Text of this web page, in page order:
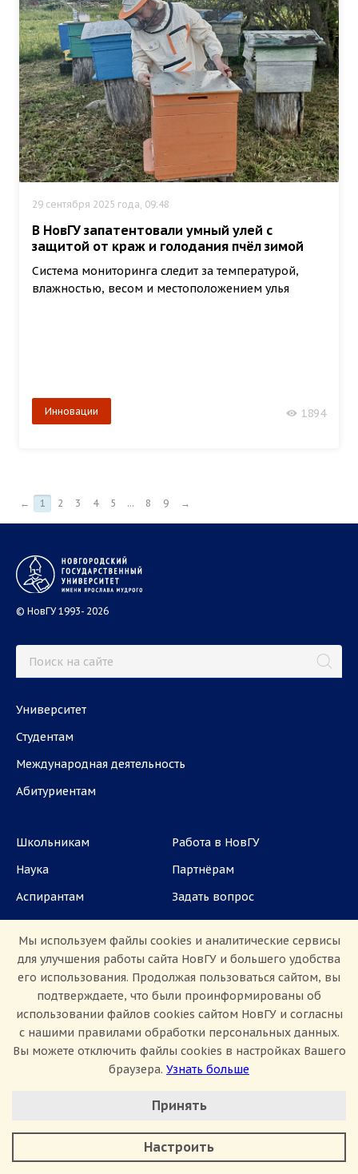
29 сентября 2025 года, 09:48
В НовГУ запатентовали умный улей с
защитой от краж и голодания пчёл зимой
Система мониторинга следит за температурой,
влажностью, весом и местоположением улья
Инновации 1894
← 1 2 3 4 5 ... 8 9 →
© НовГУ 1993- 2026
Университет
Студентам
Международная деятельность
Абитуриентам
Школьникам
Наука
Аспирантам
СМИ
Работа в НовГУ
Партнёрам
Задать вопрос
ул. Большая Санкт-Петербургская, 41, каб.
1101, 1103
Приемная комиссия: +7(8162)33-20-44
Сведения об образовательной организации
Политика конфиденциальности
Сведения о доходах
Мы используем файлы cookies и аналитические сервисы
для улучшения работы сайта НовГУ и большего удобства
его использования. Продолжая пользоваться сайтом, вы
подтверждаете, что были проинформированы об
использовании файлов cookies сайтом НовГУ и согласны
с нашими правилами обработки персональных данных.
Вы можете отключить файлы cookies в настройках Вашего
браузера. Узнать больше
Минимальные
Аналитические/Функциональные
Принять
Настроить